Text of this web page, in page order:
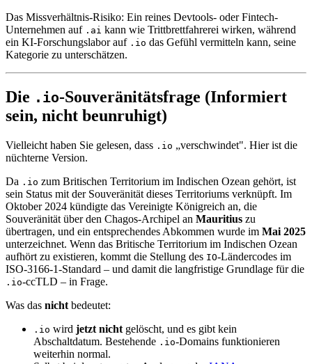
Das Missverhältnis-Risiko: Ein reines Devtools- oder Fintech-
Unternehmen auf .ai kann wie Trittbrettfahrerei wirken, während
ein KI-Forschungslabor auf .io das Gefühl vermitteln kann, seine
Kategorie zu unterschätzen.
Die .io-Souveränitätsfrage (Informiert
sein, nicht beunruhigt)
Vielleicht haben Sie gelesen, dass .io „verschwindet". Hier ist die
nüchterne Version.
Da .io zum Britischen Territorium im Indischen Ozean gehört, ist
sein Status mit der Souveränität dieses Territoriums verknüpft. Im
Oktober 2024 kündigte das Vereinigte Königreich an, die
Souveränität über den Chagos-Archipel an Mauritius zu
übertragen, und ein entsprechendes Abkommen wurde im Mai 2025
unterzeichnet. Wenn das Britische Territorium im Indischen Ozean
aufhört zu existieren, kommt die Stellung des IO-Ländercodes im
ISO-3166-1-Standard – und damit die langfristige Grundlage für die
.io-ccTLD – in Frage.
Was das nicht bedeutet:
.io wird jetzt nicht gelöscht, und es gibt kein
Abschaltdatum. Bestehende .io-Domains funktionieren
weiterhin normal.